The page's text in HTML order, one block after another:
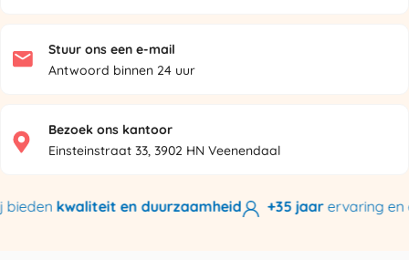
Stuur ons een e-mail
Antwoord binnen 24 uur
Bezoek ons kantoor
Einsteinstraat 33, 3902 HN Veenendaal
kwaliteit en duurzaamheid +35 jaarervaring en